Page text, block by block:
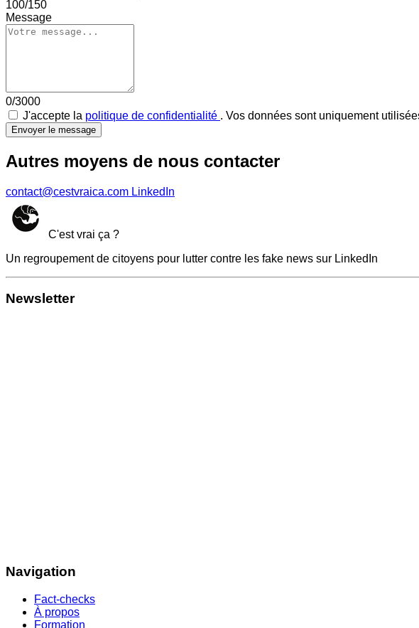
100/150
Message
0/3000
J'accepte la politique de confidentialité . Vos données sont uniquement
Envoyer le message
Autres moyens de nous contacter
contact@cestvraica.com LinkedIn
C'est vrai ça ?
Un regroupement de citoyens pour lutter contre les fake news sur LinkedIn
Newsletter
Navigation
Fact-checks
À propos
Formation